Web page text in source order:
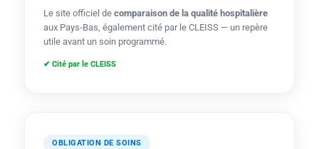
Le site officiel de comparaison de la qualité hospitalière
aux Pays-Bas, également cité par le CLEISS — un repère
utile avant un soin programmé.
✔ Cité par le CLEISS
OBLIGATION DE SOINS